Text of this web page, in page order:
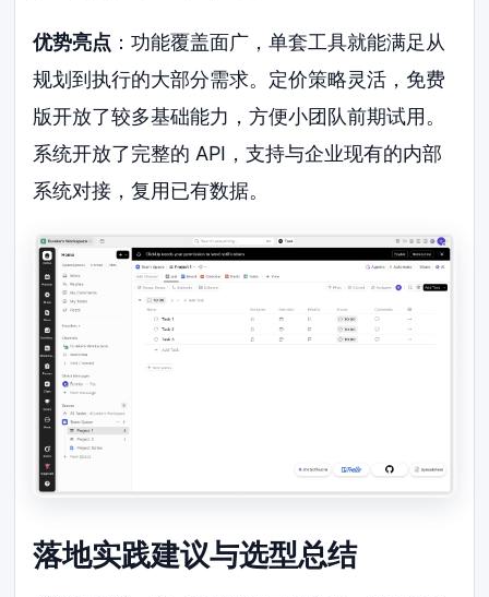
优势亮点 ：功能覆盖面广，单套工具就能满足从
规划到执行的大部分需求。定价策略灵活，免费
版开放了较多基础能力，方便小团队前期试用。
系统开放了完整的 API，支持与企业现有的内部
系统对接，复用已有数据。
落地实践建议与选型总结